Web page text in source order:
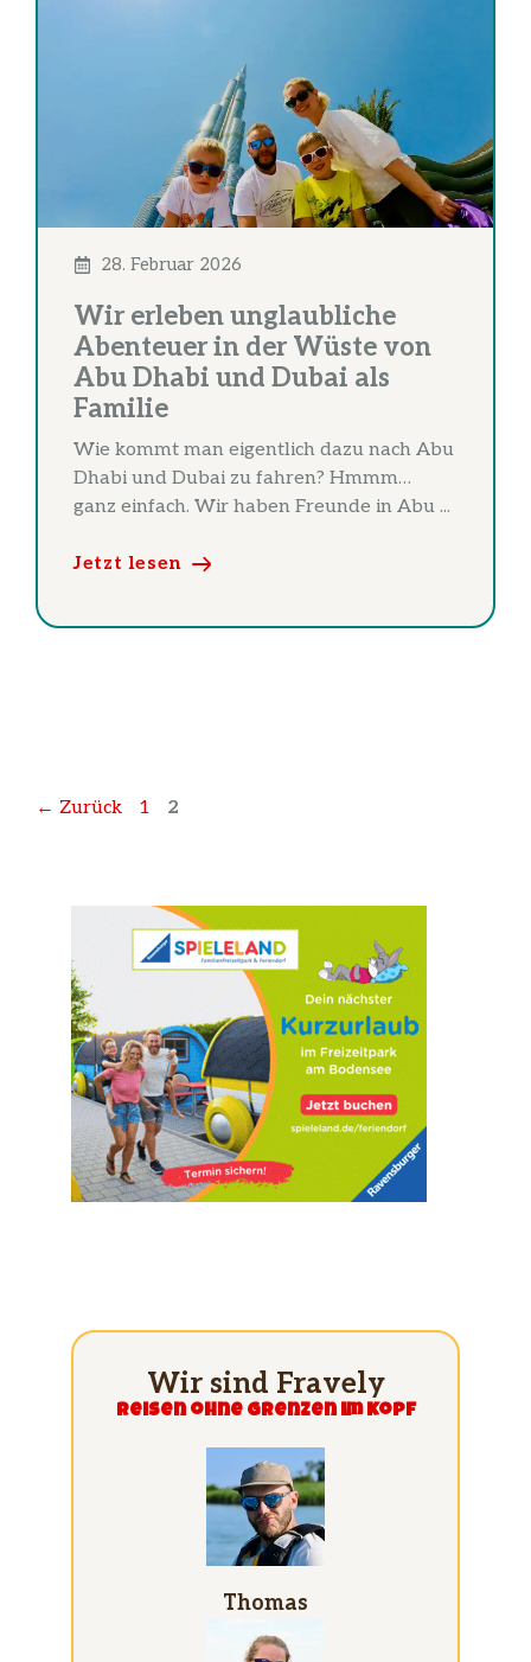
28. Februar 2026
Wir erleben unglaubliche
Abenteuer in der Wüste von
Abu Dhabi und Dubai als
Familie
Wie kommt man eigentlich dazu nach Abu
Dhabi und Dubai zu fahren? Hmmm…
ganz einfach. Wir haben Freunde in Abu ...
Jetzt lesen
← Zurück Seite
1 Seite
2
Wir sind Fravely
Reisen ohne grenzen im Kopf
Thomas